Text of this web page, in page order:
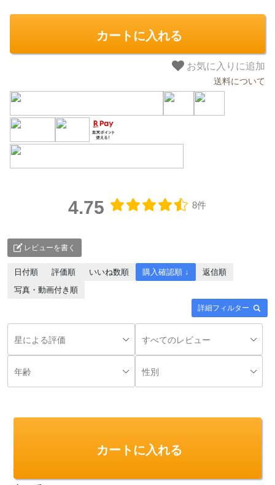
カートに入れる
お気に入りに追加
送料について
4.75 8件
レビューを書く
詳細フィルター
日付順 評価順 いいね数順 購入確認順 ↓
返信順
写真・動画付き順
性別:
カートに入れる